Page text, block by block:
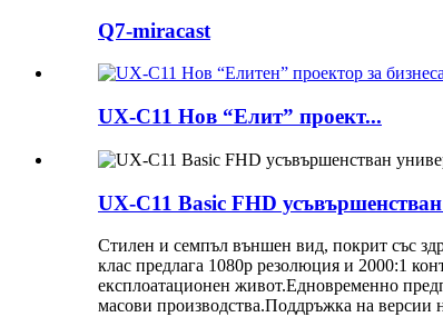
Q7-miracast
UX-C11 Нов “Елит” проект...
UX-C11 Basic FHD
Стилен и семпъл външен вид, покрит със
клас предлага 1080p резолюция и 2000:1
експлоатационен живот.Едновременно
масови производства.Поддръжка на версии